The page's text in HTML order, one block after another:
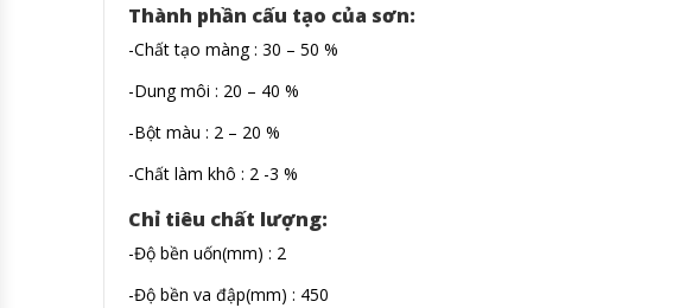
Thành phần cấu tạo của sơn:
-Chất tạo màng : 30 – 50 %
-Dung môi : 20 – 40 %
-Bột màu : 2 – 20 %
-Chất làm khô : 2 -3 %
Chỉ tiêu chất lượng:
-Độ bền uốn(mm) : 2
-Độ bền va đập(mm) : 450